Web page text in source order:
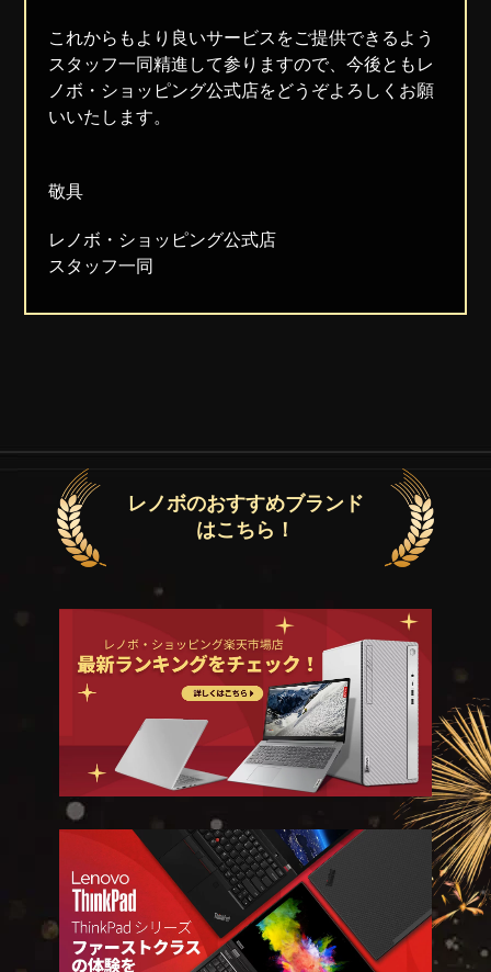
これからもより良いサービスをご提供できるよう
スタッフ一同精進して参りますので、今後ともレ
ノボ・ショッピング公式店をどうぞよろしくお願
いいたします。
敬具
レノボ・ショッピング公式店
スタッフ一同
レノボのおすすめブランド
はこちら！